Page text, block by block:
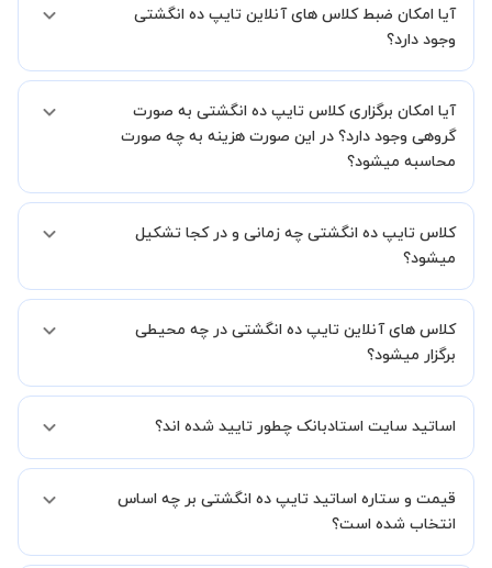
شما میدهیم که استاد شما پیش از جلسه تمامی موارد لازم برای برگزاری
یک کلاس آنلاین با کیفیت و مفید را به شما توضیح خواهند داد.
آیا امکان ضبط کلاس های آنلاین تایپ ده انگشتی
وجود دارد؟
کنید.
آیا امکان برگزاری کلاس تایپ ده انگشتی به صورت
گروهی وجود دارد؟ در این صورت هزینه به چه صورت
محاسبه میشود؟
صورتیکه مایل هستید کلاس ها را در کنار دوستان و یا آشنایان خود به
صورت گروهی برگزار کنید، این امکان وجود دارد. در این حالت، به ازای هر
اضافه خواهد شد.
کلاس تایپ ده انگشتی چه زمانی و در کجا تشکیل
میشود؟
استاد تعیین خواهد شد.
همچنین کلاس های خصوصی به طور کلی در منزل شاگرد برگزار میشود. در
کلاس در یک مکان عمومی مانند کتابخانه با استاد خود هماهنگی لازم را
انجام دهید.
کلاس های آنلاین تایپ ده انگشتی در چه محیطی
برگزار میشود؟
اساتید سایت استادبانک چطور تایید شده اند؟
در صورت رضایت از شیوه تدریس، استاد مجوز فعالیت در استادبانک را
دریافت میکند.
قیمت و ستاره اساتید تایپ ده انگشتی بر چه اساس
انتخاب شده است؟